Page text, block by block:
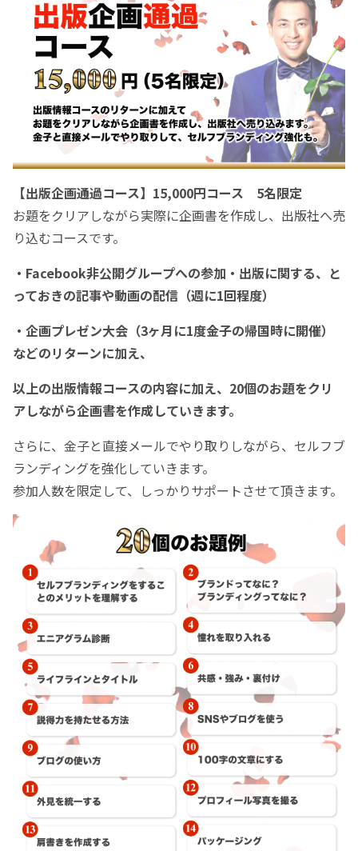
【出版企画通過コース】15,000円コース 5名限定
お題をクリアしながら実際に企画書を作成し、出版社へ売
り込むコースです。
・Facebook非公開グループへの参加・出版に関する、と
っておきの記事や動画の配信（週に1回程度）
・企画プレゼン大会（3ヶ月に1度金子の帰国時に開催）
などのリターンに加え、
以上の出版情報コースの内容に加え、20個のお題をクリ
アしながら企画書を作成していきます。
さらに、金子と直接メールでやり取りしながら、セルフブ
ランディングを強化していきます。
参加人数を限定して、しっかりサポートさせて頂きます。